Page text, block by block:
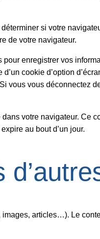
si votre
de votre navigateur.
enregistrer vos
cookie d’option
vous vous déconnectez
votre navigateur. Ce
au bout d’un jour.
articles…). Le